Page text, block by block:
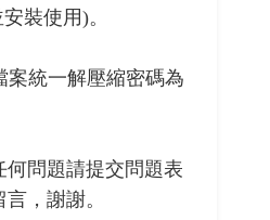
裝使用)。
案統一解壓縮密碼為
問題請提交問題表
，謝謝。